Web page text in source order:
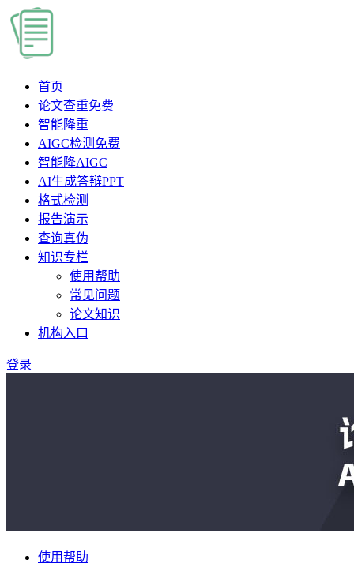
首页
论文查重免费
智能降重
AIGC检测 免费
智能降AIGC
AI生成答辩PPT
格式检测
报告演示
查询真伪
知识专栏
使用帮助
常见问题
论文知识
机构入口
登录
使用帮助